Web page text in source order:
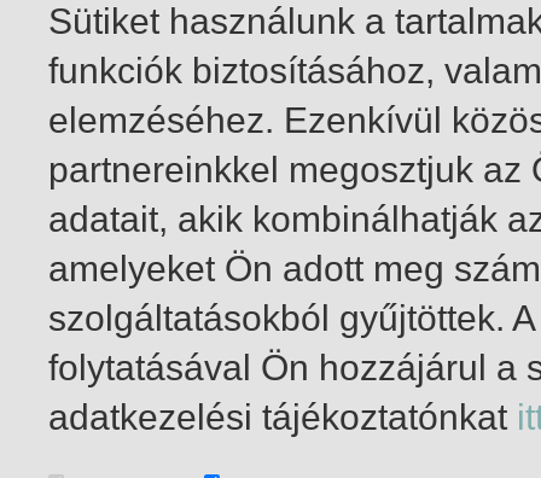
1-3 / total 3 hit
Sütiket használunk a
funkciók biztosításához,
elemzéséhez. Ezenkívül
partnereinkkel megosztjuk
adatait, akik kombinálhatják
amelyeket Ön adott meg
szolgáltatásokból gyűjtöttek.
folytatásával Ön hozzájárul a
adatkezelési tájékoztatónkat